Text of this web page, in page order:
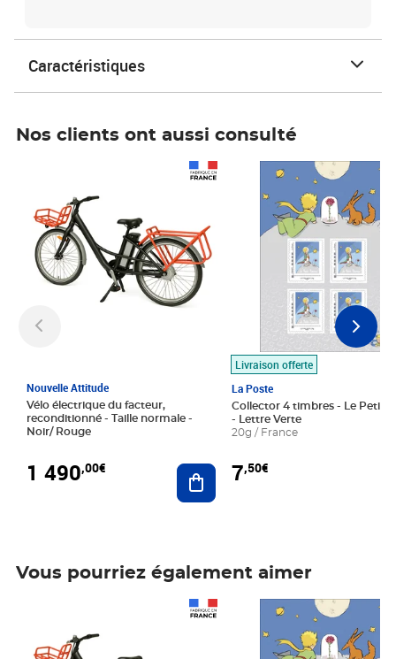
Caractéristiques
Nos clients ont aussi consulté
Nouvelle Attitude
Vélo électrique du facteur,
reconditionné - Taille normale -
Noir/ Rouge
1 490,00€ Ajouter au panier
Livraison offerte
La Poste
Collector 4 timbres - Le Petit
- Lettre Verte
20g / France
7,50€
Prix 7,50€
Vous pourriez également aimer
Prix 7,50€